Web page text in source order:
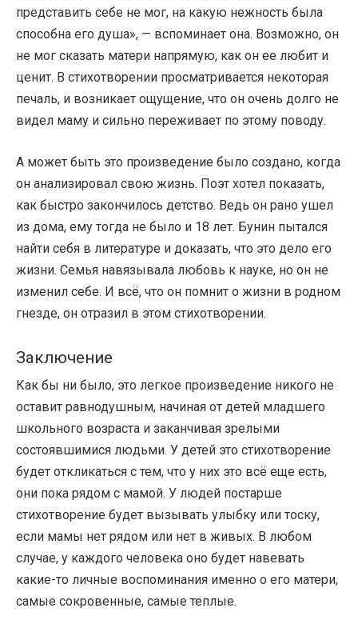
представить себе не мог, на какую нежность была
способна его душа», — вспоминает она. Возможно, он
не мог сказать матери напрямую, как он ее любит и
ценит. В стихотворении просматривается некоторая
печаль, и возникает ощущение, что он очень долго не
видел маму и сильно переживает по этому поводу.
А может быть это произведение было создано, когда
он анализировал свою жизнь. Поэт хотел показать,
как быстро закончилось детство. Ведь он рано ушел
из дома, ему тогда не было и 18 лет. Бунин пытался
найти себя в литературе и доказать, что это дело его
жизни. Семья навязывала любовь к науке, но он не
изменил себе. И всё, что он помнит о жизни в родном
гнезде, он отразил в этом стихотворении.
Заключение
Как бы ни было, это легкое произведение никого не
оставит равнодушным, начиная от детей младшего
школьного возраста и заканчивая зрелыми
состоявшимися людьми. У детей это стихотворение
будет откликаться с тем, что у них это всё еще есть,
они пока рядом с мамой. У людей постарше
стихотворение будет вызывать улыбку или тоску,
если мамы нет рядом или нет в живых. В любом
случае, у каждого человека оно будет навевать
какие-то личные воспоминания именно о его матери,
самые сокровенные, самые теплые.